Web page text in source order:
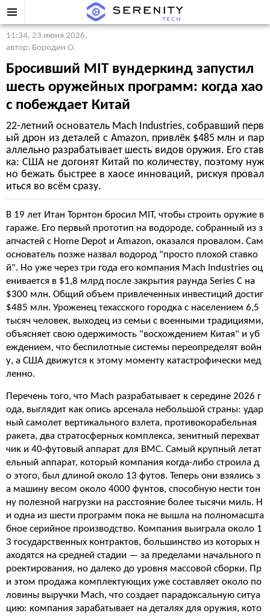
11:34, 23 июня 2026,
автор: Бородин О.
Бросивший MIT вундеркинд запустил
шесть оружейных программ: когда хао
с побеждает Китай
22-летний основатель Mach Industries, собравший перв
ый дрон из деталей с Amazon, привлёк $485 млн и пар
аллельно разрабатывает шесть видов оружия. Его став
ка: США не догонят Китай по количеству, поэтому нуж
но бежать быстрее в хаосе инноваций, рискуя провал
иться во всём сразу.
В 19 лет Итан Торнтон бросил MIT, чтобы строить оружие в
гараже. Его первый прототип на водороде, собранный из з
апчастей с Home Depot и Amazon, оказался провалом. Сам
основатель позже назвал водород "просто плохой ставко
й". Но уже через три года его компания Mach Industries оц
енивается в $1,8 млрд после закрытия раунда Series C на
$300 млн. Общий объем привлеченных инвестиций достиг
$485 млн. Уроженец техасского городка с населением 6,5
тысяч человек, выходец из семьи с военными традициями,
объясняет свою одержимость "восхождением Китая" и уб
еждением, что беспилотные системы переопределят войн
у, а США движутся к этому моменту катастрофически мед
ленно.
Перечень того, что Mach разрабатывает к середине 2026 г
ода, выглядит как опись арсенала небольшой страны: удар
ный самолет вертикального взлета, противокорабельная
ракета, два стратосферных комплекса, зенитный перехват
чик и 40-футовый аппарат для ВМС. Самый крупный летат
ельный аппарат, который компания когда-либо строила д
о этого, был длиной около 13 футов. Теперь они взялись з
а машину весом около 4000 фунтов, способную нести тон
ну полезной нагрузки на расстояние более тысячи миль. Н
и одна из шести программ пока не вышла на полномасшта
бное серийное производство. Компания выиграла около 1
3 государственных контрактов, большинство из которых н
аходятся на средней стадии — за пределами начального п
роектирования, но далеко до уровня массовой сборки. Пр
и этом продажа комплектующих уже составляет около по
ловины выручки Mach, что создает парадоксальную ситуа
цию: компания зарабатывает на деталях для оружия, кото